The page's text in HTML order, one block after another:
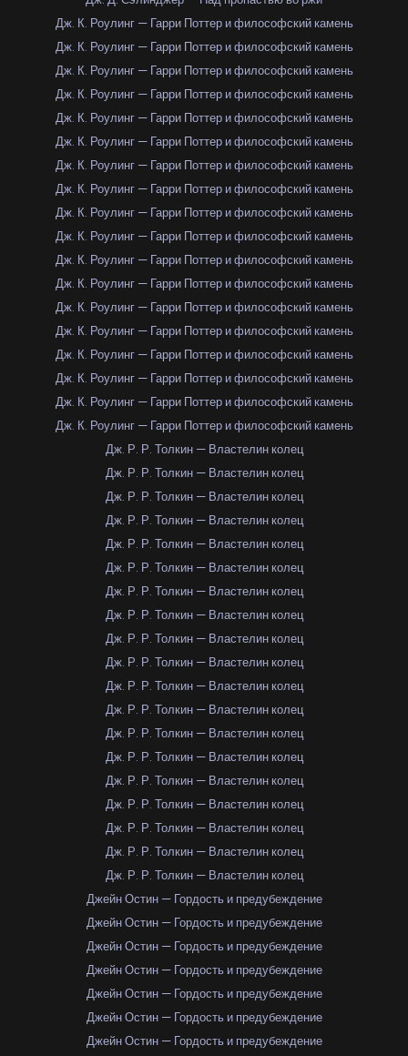
Дж. К. Роулинг — Гарри Поттер и философский камень
Дж. К. Роулинг — Гарри Поттер и философский камень
Дж. К. Роулинг — Гарри Поттер и философский камень
Дж. К. Роулинг — Гарри Поттер и философский камень
Дж. К. Роулинг — Гарри Поттер и философский камень
Дж. К. Роулинг — Гарри Поттер и философский камень
Дж. К. Роулинг — Гарри Поттер и философский камень
Дж. К. Роулинг — Гарри Поттер и философский камень
Дж. К. Роулинг — Гарри Поттер и философский камень
Дж. К. Роулинг — Гарри Поттер и философский камень
Дж. К. Роулинг — Гарри Поттер и философский камень
Дж. К. Роулинг — Гарри Поттер и философский камень
Дж. К. Роулинг — Гарри Поттер и философский камень
Дж. К. Роулинг — Гарри Поттер и философский камень
Дж. К. Роулинг — Гарри Поттер и философский камень
Дж. К. Роулинг — Гарри Поттер и философский камень
Дж. К. Роулинг — Гарри Поттер и философский камень
Дж. К. Роулинг — Гарри Поттер и философский камень
Дж. Р. Р. Толкин — Властелин колец
Дж. Р. Р. Толкин — Властелин колец
Дж. Р. Р. Толкин — Властелин колец
Дж. Р. Р. Толкин — Властелин колец
Дж. Р. Р. Толкин — Властелин колец
Дж. Р. Р. Толкин — Властелин колец
Дж. Р. Р. Толкин — Властелин колец
Дж. Р. Р. Толкин — Властелин колец
Дж. Р. Р. Толкин — Властелин колец
Дж. Р. Р. Толкин — Властелин колец
Дж. Р. Р. Толкин — Властелин колец
Дж. Р. Р. Толкин — Властелин колец
Дж. Р. Р. Толкин — Властелин колец
Дж. Р. Р. Толкин — Властелин колец
Дж. Р. Р. Толкин — Властелин колец
Дж. Р. Р. Толкин — Властелин колец
Дж. Р. Р. Толкин — Властелин колец
Дж. Р. Р. Толкин — Властелин колец
Дж. Р. Р. Толкин — Властелин колец
Джейн Остин — Гордость и предубеждение
Джейн Остин — Гордость и предубеждение
Джейн Остин — Гордость и предубеждение
Джейн Остин — Гордость и предубеждение
Джейн Остин — Гордость и предубеждение
Джейн Остин — Гордость и предубеждение
Джейн Остин — Гордость и предубеждение